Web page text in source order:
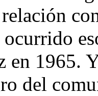
en 1965.
del